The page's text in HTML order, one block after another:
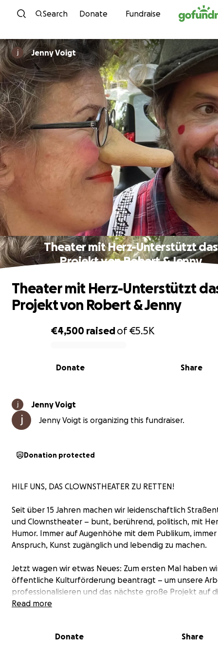
Skip to content
Search Donate Fundraise
Jenny Voigt
Theater mit Herz-Unterstützt das
Projekt von Robert & Jenny
0% complete
€4,500 raisedof€5.5K
Share
Donate
Theater mit Herz-Unterstützt
Projekt von Robert & Jenny
Jenny Voigt
Jenny Voigt is organizing this fundraiser.
Donation protected
HILF UNS, DAS CLOWNSTHEATER ZU RETTEN!
Seit über 15 Jahren machen wir leidenschaftlich
und Clownstheater – bunt, berührend, politisch, mit
Humor. Immer auf Augenhöhe mit dem Publikum,
Anspruch, Kunst zugänglich und lebendig zu machen.
Jetzt wagen wir etwas Neues: Zum ersten Mal haben
öffentliche Kulturförderung beantragt – um unsere
professionalisieren und das nächste große Projekt auf
zu bringen:
Wir sind seit September 2024 mit voller Energie dabei:
Read more
Donate Share